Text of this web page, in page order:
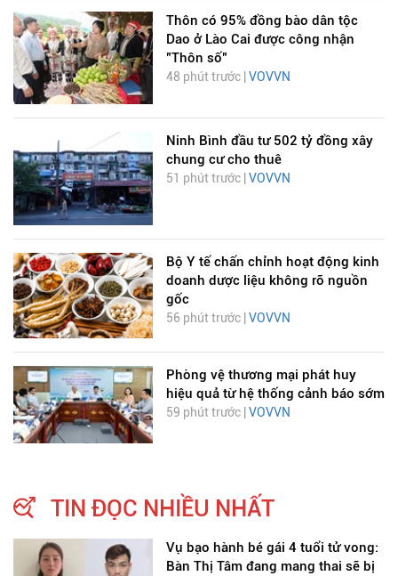
Thôn có 95% đồng bào dân tộc
Dao ở Lào Cai được công nhận
"Thôn số"
48 phút trước | VOVVN
Ninh Bình đầu tư 502 tỷ đồng xây
chung cư cho thuê
51 phút trước | VOVVN
Bộ Y tế chấn chỉnh hoạt động kinh
doanh dược liệu không rõ nguồn
gốc
56 phút trước |VOVVN
Phòng vệ thương mại phát huy
hiệu quả từ hệ thống cảnh báo sớm
59 phút trước | VOVVN
TIN ĐỌC NHIỀU NHẤT
Vụ bạo hành bé gái 4 tuổi tử vong:
Bàn Thị Tâm đang mang thai sẽ bị